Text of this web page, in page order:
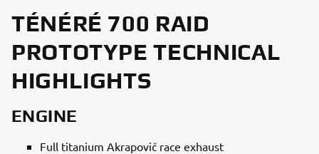
TÉNÉRÉ 700 RAID
PROTOTYPE TECHNICAL
HIGHLIGHTS
ENGINE
Full titanium Akrapovič race exhaust